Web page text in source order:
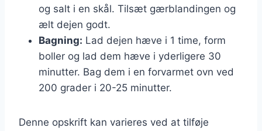
og salt i en skål. Tilsæt gærblandingen og
ælt dejen godt.
Bagning: Lad dejen hæve i 1 time, form
boller og lad dem hæve i yderligere 30
minutter. Bag dem i en forvarmet ovn ved
200 grader i 20-25 minutter.
Denne opskrift kan varieres ved at tilføje